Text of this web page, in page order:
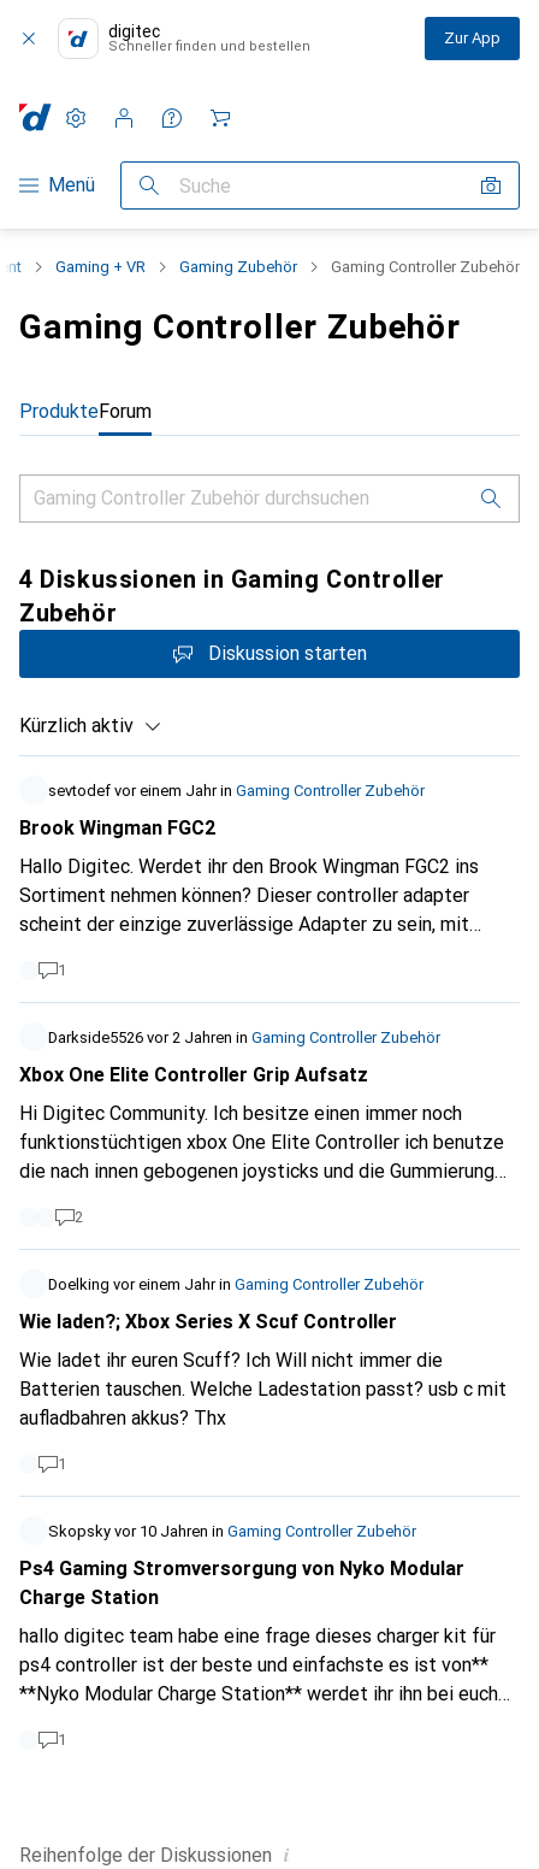
digitec
Schneller finden und bestellen Zur App
Navigation nach Kategorien
Menü Suche
Einstellungen
Kundenkonto
Vergleichslisten
Merklisten
Warenkorb
Gaming + VR Gaming Zubehör Gaming Controller Zubehör
Gaming Controller Zubehör
ProdukteForum
4 Diskussionen in Gaming Controller
Zubehör
Diskussion starten
Kürzlich aktiv
sevtodef vor einem Jahrin Gaming Controller Zubehör
Brook Wingman FGC2
Hallo Digitec. Werdet ihr den Brook Wingman FGC2 ins
Sortiment nehmen können? Dieser controller adapter
scheint der einzige zuverlässige Adapter zu sein, mit
PS5 vollumfänglich nutzen zu können (Besonders für COD
wichtig)
1
Darkside5526 vor 2 Jahren in Gaming Controller Zubehör
Xbox One Elite Controller Grip Aufsatz
Hi Digitec Community. Ich besitze einen immer noch
funktionstüchtigen xbox One Elite Controller ich benutze
die nach innen gebogenen joysticks und die Gummierung
Kappen welche man einfach über die gummierte fläche
stecken kann um das Problem zu lösen? Habe eigentlich
keine Lust das neue Set mit allen Paddles für 40 Fr. Oder
60 fr zu kaufen wegen einem Joystick. Danke für eure
gefunden ob diese jedoch original sind wage ich zu
bezweifeln. Danke im Voraus.
2
Doelking vor einem Jahrin Gaming Controller Zubehör
Wie laden?; Xbox Series X Scuf Controller
Wie ladet ihr euren Scuff? Ich Will nicht immer die
Batterien tauschen. Welche Ladestation passt? usb c mit
aufladbahren akkus? Thx
1
Skopsky vor 10 Jahren in Gaming Controller Zubehör
Ps4 Gaming Stromversorgung von Nyko Modular
Charge Station
hallo digitec team habe eine frage dieses charger kit für
ps4 controller ist der beste und einfachste es ist von**
**Nyko Modular Charge Station** werdet ihr ihn bei euch
1
Reihenfolge der Diskussionen i